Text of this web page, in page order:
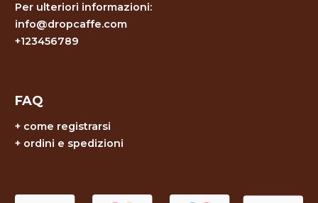
Per ulteriori informazioni:
info@dropcaffe.com
+123456789
FAQ
+ come registrarsi
+ ordini e spedizioni